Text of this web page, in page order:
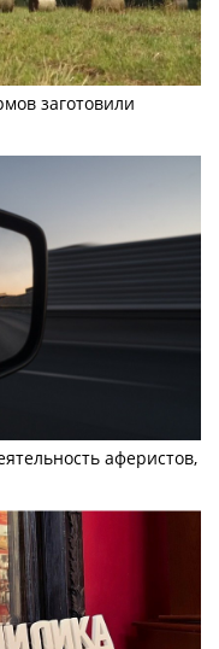
заготовили
аферистов,